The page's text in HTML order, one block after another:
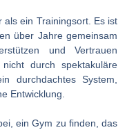
als ein Trainingsort. Es ist
über Jahre gemeinsam
und Vertrauen
durch spektakuläre
durchdachtes System,
Entwicklung.
ein Gym zu finden, das